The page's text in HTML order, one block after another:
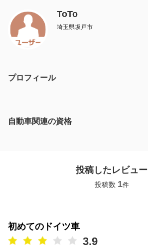
ToTo
埼玉県坂戸市
プロフィール
自動車関連の資格
投稿したレビュー
投稿数 1件
初めてのドイツ車
3.9